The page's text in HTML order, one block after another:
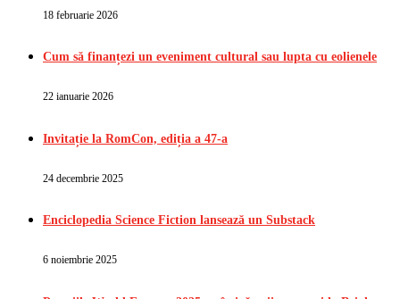
18 februarie 2026
Cum să finanțezi un eveniment cultural sau lupta cu eolienele
22 ianuarie 2026
Invitație la RomCon, ediția a 47-a
24 decembrie 2025
Enciclopedia Science Fiction lansează un Substack
6 noiembrie 2025